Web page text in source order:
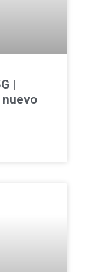
|
nuevo